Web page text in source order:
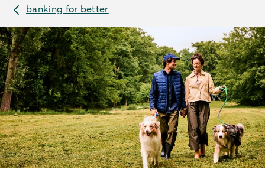
banking for better